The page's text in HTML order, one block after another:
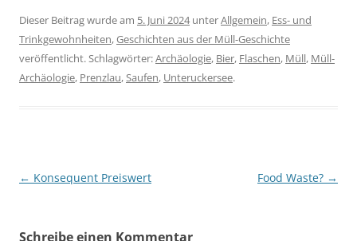
Dieser Beitrag wurde am 5. Juni 2024unterAllgemein, Ess- und
Trinkgewohnheiten,Geschichten aus der Müll-Geschichte
veröffentlicht. Schlagwörter:Archäologie, Bier, Flaschen, Müll, Müll-
Archäologie, Prenzlau,Saufen, Unteruckersee.
Beitragsnavigation
← Konsequent Preiswert Food Waste? →
Schreibe einen Kommentar